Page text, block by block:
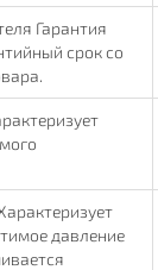
Гарантия
срок со
давление